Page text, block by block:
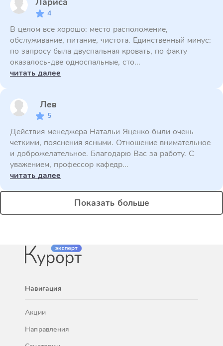
4
В целом все хорошо: место расположение,
обслуживание, питание, чистота. Единственный минус:
по запросу была двуспальная кровать, по факту
оказалось-две односпальные, сто...
читать далее
Лев
5
Действия менеджера Натальи Яценко были очень
четкими, пояснения ясными. Отношение внимательное
и доброжелательное. Благодарю Вас за работу. С
уважением, профессор кафедр...
читать далее
Показать больше
Навигация
Акции
Направления